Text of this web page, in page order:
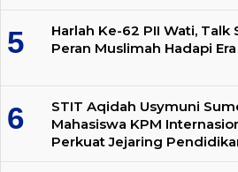
Harlah Ke-62 PII Wati,
Peran Muslimah Hadapi
STIT Aqidah Usymuni
Mahasiswa KPM
Perkuat Jejaring